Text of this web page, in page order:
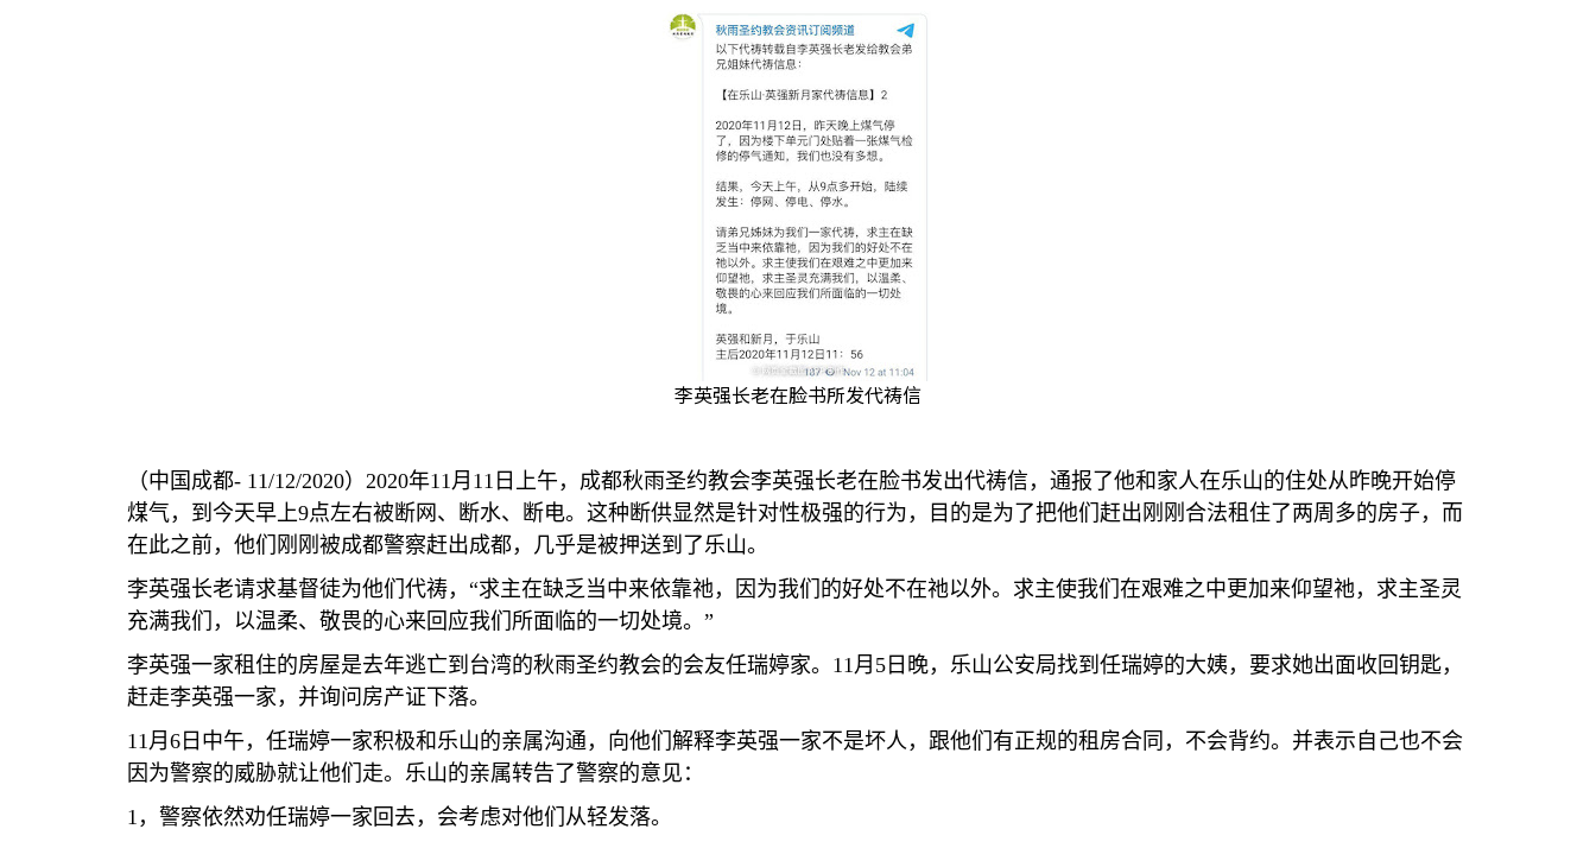
李英强长老在脸书所发代祷信
（中国成都- 11/12/2020） 2020年11月 11 日上午，成都秋雨圣约教会李英强长老在脸书发出代祷信，通报了他和家人在乐山的住处从昨晚开始停
煤气，到今天早上9点左右被断网、断水、断电。这种断供显然是针对性极强的行为，目的是为了把他们赶出刚刚合法租住了两周多的房子，而
在此之前，他们刚刚被成都警察赶出成都，几乎是被押送到了乐山。
李英强长老请求基督徒为他们代祷， “求主在缺乏当中来依靠祂，因为我们的好处不在祂以外。求主使我们在艰难之中更加来仰望祂，求主圣灵
充满我们，以温柔、敬畏的心来回应我们所面临的一切处境。 ”
李英强一家租住的房屋是去年逃亡到台湾的秋雨圣约教会的会友任瑞婷家。 11月 5 日晚，乐山公安局找到任瑞婷的大姨，要求她出面收回钥匙，
赶走李英强一家，并询问房产证下落。
11月 6 日中午，任瑞婷一家积极和乐山的亲属沟通，向他们解释李英强一家不是坏人，跟他们有正规的租房合同，不会背约。并表示自己也不会
因为警察的威胁就让他们走。乐山的亲属转告了警察的意见：
1 ，警察依然劝任瑞婷一家回去，会考虑对他们从轻发落。